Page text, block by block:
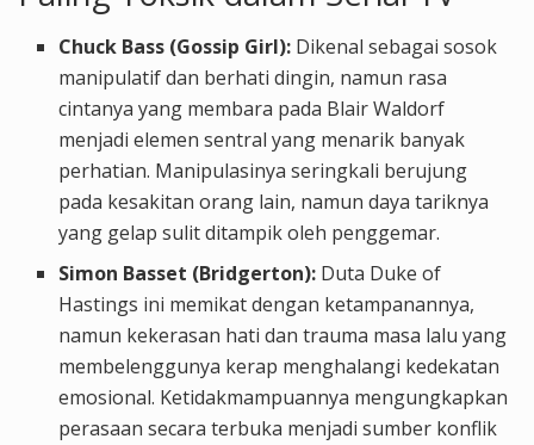
Chuck Bass (Gossip Girl): Dikenal sebagai sosok
manipulatif dan berhati dingin, namun rasa
cintanya yang membara pada Blair Waldorf
menjadi elemen sentral yang menarik banyak
perhatian. Manipulasinya seringkali berujung
pada kesakitan orang lain, namun daya tariknya
yang gelap sulit ditampik oleh penggemar.
Simon Basset (Bridgerton): Duta Duke of
Hastings ini memikat dengan ketampanannya,
namun kekerasan hati dan trauma masa lalu yang
membelenggunya kerap menghalangi kedekatan
emosional. Ketidakmampuannya mengungkapkan
perasaan secara terbuka menjadi sumber konflik